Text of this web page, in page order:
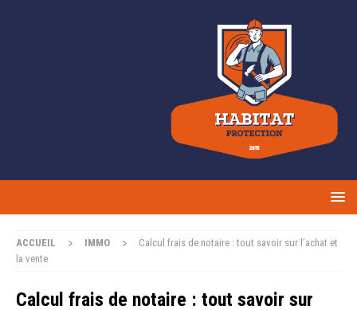
ACCUEIL IMMO
Calcul frais de notaire : tout savoir sur l’achat et
la vente
Calcul frais de notaire : tout savoir sur